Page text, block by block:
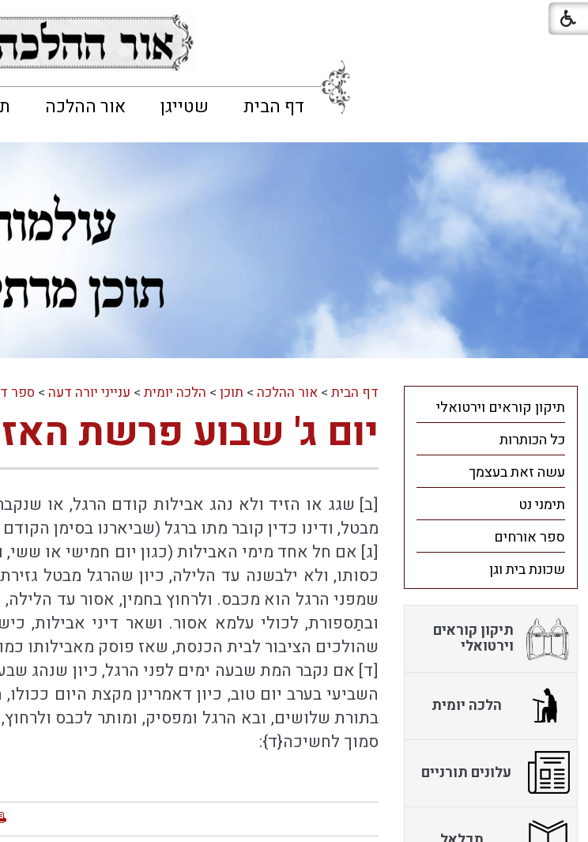
דף הבית שטייגן אור ההלכה
דף הבית> אור ההלכה > תוכן> הלכה יומית> ענייני יורה דעה > ספר
יום ג' שבוע פרשת
[ב] שגג או הזיד ולא נהג אבילות קודם הרגל, או
מבטל, ודינו כדין קובר מתו ברגל (שביארנו בסימן
[ג] אם חל אחד מימי האבילות (כגון יום חמישי או ששי,
כסותו, ולא ילבשנה עד הלילה, כיון שהרגל מבטל
שמפני הרגל הוא מכבס. ולרחוץ בחמין, אסור עד
ובתַספורת, לכולי עלמא אסור. ושאר דיני אבילות,
שהולכים הציבור לבית הכנסת, שאז פוסק מאבילותו
[ד] אם נקבר המת שבעה ימים לפני הרגל, כיון שנהג
השביעי בערב יום טוב, כיון דאמרינן מקצת היום
בתורת שלושים, ובא הרגל ומפסיק, ומותר לכבס
סמוך לחשיכה{ד}:
תיקון קוראים וירטואלי
כל הכותרות
עשה זאת בעצמך
תימני נט
ספר אורחים
שכונת בית וגן
תיקון קוראים
וירטואלי
הלכה יומית
עלונים תורניים